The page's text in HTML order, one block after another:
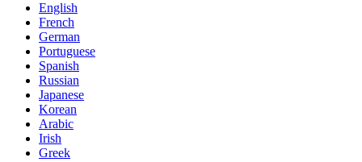
English
French
German
Portuguese
Spanish
Russian
Japanese
Korean
Arabic
Irish
Greek